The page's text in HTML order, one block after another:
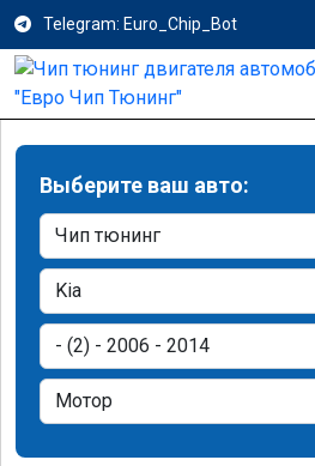
Telegram: Euro_Chip_Bot
Выберите ваш авто: